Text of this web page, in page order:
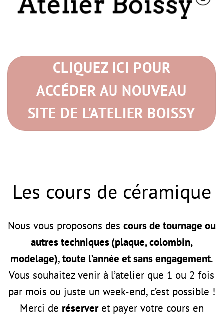
CLIQUEZ ICI POUR
ACCÉDER AU NOUVEAU
SITE DE L'ATELIER BOISSY
Les cours de céramique
Nous vous proposons des cours de tournage ou
autres techniques (plaque, colombin,
modelage),toute l’année et sans engagement.
Vous souhaitez venir à l’atelier que 1 ou 2 fois
par mois ou juste un week-end, c’est possible !
Merci de réserveret payer votre cours en